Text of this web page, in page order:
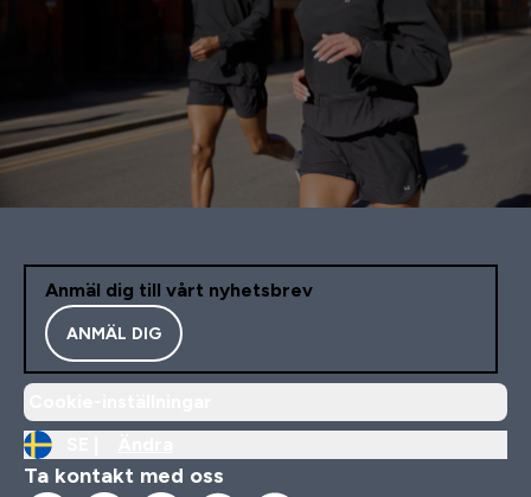
Anmäl dig till vårt nyhetsbrev
ANMÄL DIG
Ta kontakt med oss